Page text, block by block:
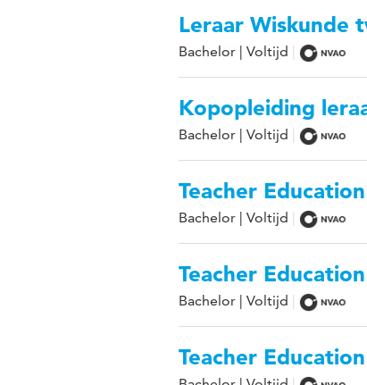
Leraar Wiskunde
Bachelor | Voltijd
Kopopleiding
Bachelor | Voltijd
Teacher
Bachelor | Voltijd
Teacher
Bachelor | Voltijd
Teacher